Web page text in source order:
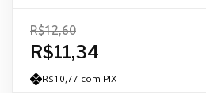
R$11,34
R$12,60
R$10,77 com PIX